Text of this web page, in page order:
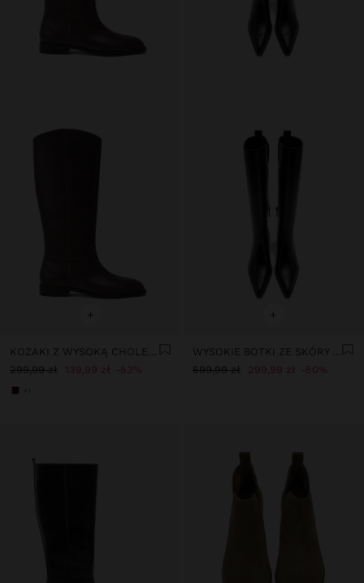
+
KOZAKI Z WYSOKĄ CHOLEWKĄ NA NISKIM OBCASIE
299,99 zł
139,99 zł 53%
+
WYSOKIE BOTKI ZE SKÓRY NA OBCASIE
599,99 zł
299,99 zł 50%